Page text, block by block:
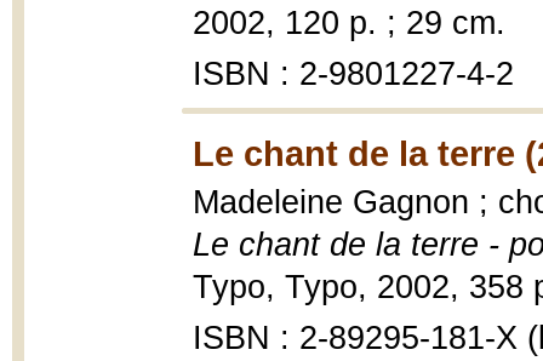
2002, 120 p. ; 29 cm.
ISBN : 2-9801227-4-2
Le chant de la terre
Madeleine Gagnon ;
Le chant de la terre -
Typo, Typo, 2002, 358
ISBN : 2-89295-181-X